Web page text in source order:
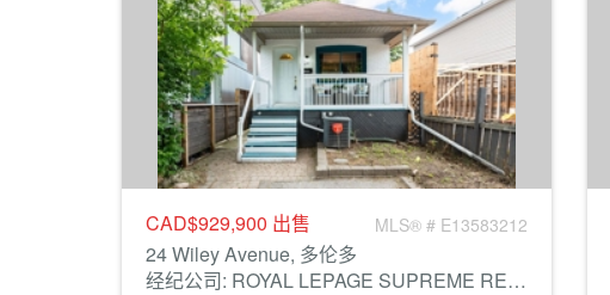
CAD$929,900 出售 MLS® # E13583212
24 Wiley Avenue, 多伦多
经纪公司: ROYAL LEPAGE SUPREME REALTY